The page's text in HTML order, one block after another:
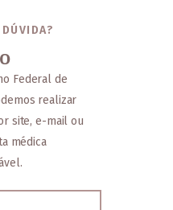
Federal de
realizar
site, e-mail ou
médica